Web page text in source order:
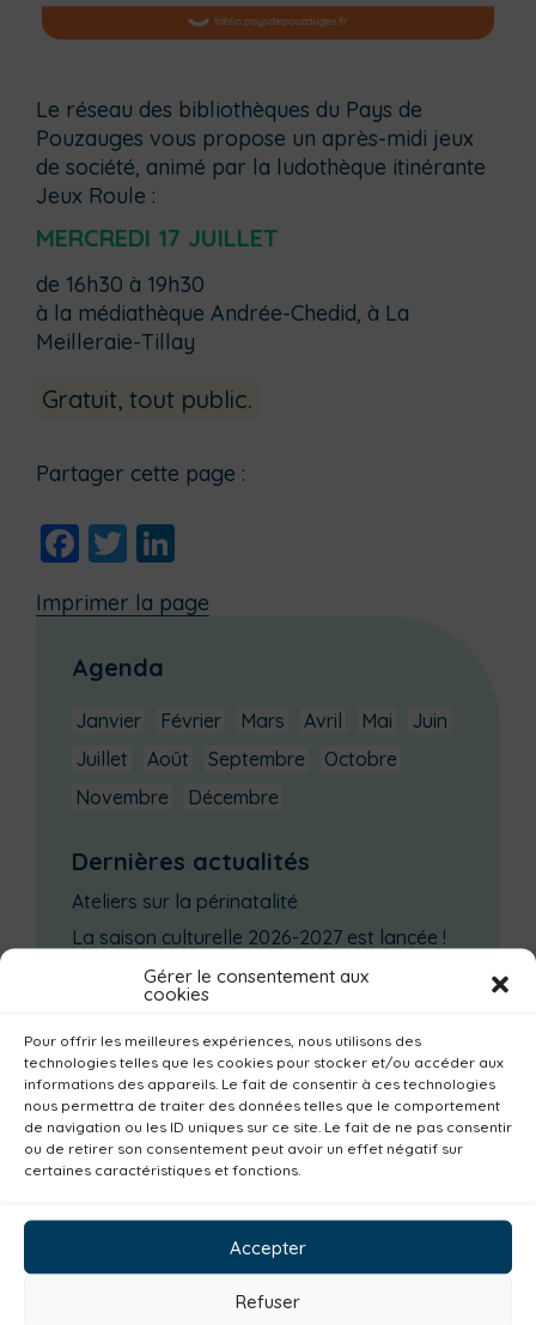
Gérer le consentement aux
cookies
Pour offrir les meilleures expériences, nous utilisons des
technologies telles que les cookies pour stocker et/ou accéder aux
informations des appareils. Le fait de consentir à ces technologies
nous permettra de traiter des données telles que le comportement
de navigation ou les ID uniques sur ce site. Le fait de ne pas consentir
ou de retirer son consentement peut avoir un effet négatif sur
certaines caractéristiques et fonctions.
Accepter
Refuser
Le réseau des bibliothèques du Pays de
Pouzauges vous propose un après-midi jeux
de société, animé par la ludothèque itinérante
Jeux Roule :
MERCREDI 17 JUILLET
de 16h30 à 19h30
à la médiathèque Andrée-Chedid, à La
Meilleraie-Tillay
Gratuit, tout public.
Partager cette page :
Facebook
Twitter
Imprimer la page
Agenda
Janvier Février Mars Avril Mai
Juin
Juillet
Août Septembre
Octobre
Novembre
Décembre
Dernières actualités
Ateliers sur la périnatalité
La saison culturelle 2026-2027 est lancée !
Changements d’horaires activités jeunes
Escal’Ados
Catégories actualités / agenda
Culture Non classé
Solidarité
Environnement
Mobilité
Petite enfance
Alimentation
Economie Jeunesse